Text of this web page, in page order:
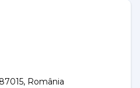
România